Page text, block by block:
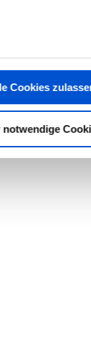
Cookies
notwendige